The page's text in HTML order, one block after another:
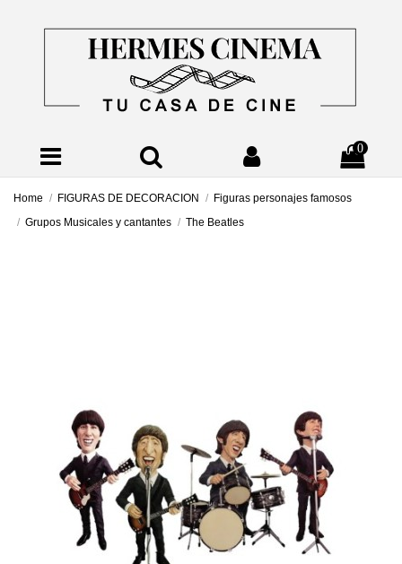
0
Home FIGURAS DE DECORACION
Figuras personajes famosos
Grupos Musicales y cantantes
The Beatles